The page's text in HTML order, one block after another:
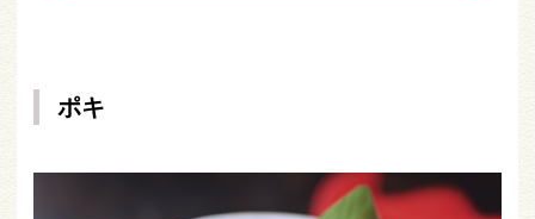
ポキ